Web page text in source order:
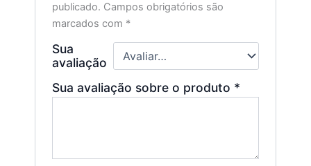
publicado. Campos obrigatórios são
marcados com *
Sua
avaliação
Sua avaliação sobre o produto *